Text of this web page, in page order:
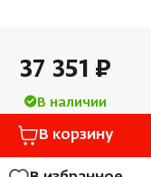
37 351 ₽
В наличии
В корзину